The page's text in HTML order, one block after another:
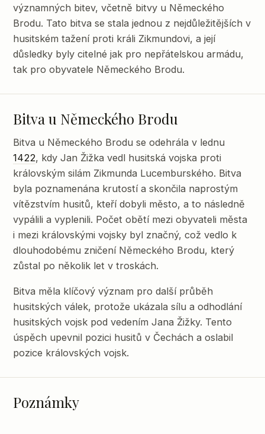
významných bitev, včetně bitvy u Německého
Brodu. Tato bitva se stala jednou z nejdůležitějších v
husitském tažení proti králi Zikmundovi, a její
důsledky byly citelné jak pro nepřátelskou armádu,
tak pro obyvatele Německého Brodu.
Bitva u Německého Brodu
Bitva u Německého Brodu se odehrála v lednu
1422, kdy Jan Žižka vedl husitská vojska proti
královským silám Zikmunda Lucemburského. Bitva
byla poznamenána krutostí a skončila naprostým
vítězstvím husitů, kteří dobyli město, a to následně
vypálili a vyplenili. Počet obětí mezi obyvateli města
i mezi královskými vojsky byl značný, což vedlo k
dlouhodobému zničení Německého Brodu, který
zůstal po několik let v troskách.
Bitva měla klíčový význam pro další průběh
husitských válek, protože ukázala sílu a odhodlání
husitských vojsk pod vedením Jana Žižky. Tento
úspěch upevnil pozici husitů v Čechách a oslabil
pozice královských vojsk.
Poznámky